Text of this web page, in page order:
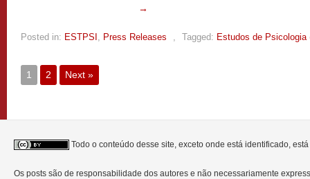
→
Posted in: ESTPSI , Press Releases , Tagged: Estudos de Psicologia
1 2 Next »
Todo o conteúdo desse site, exceto onde está identificado,
Os posts são de responsabilidade dos autores e não necessariamente